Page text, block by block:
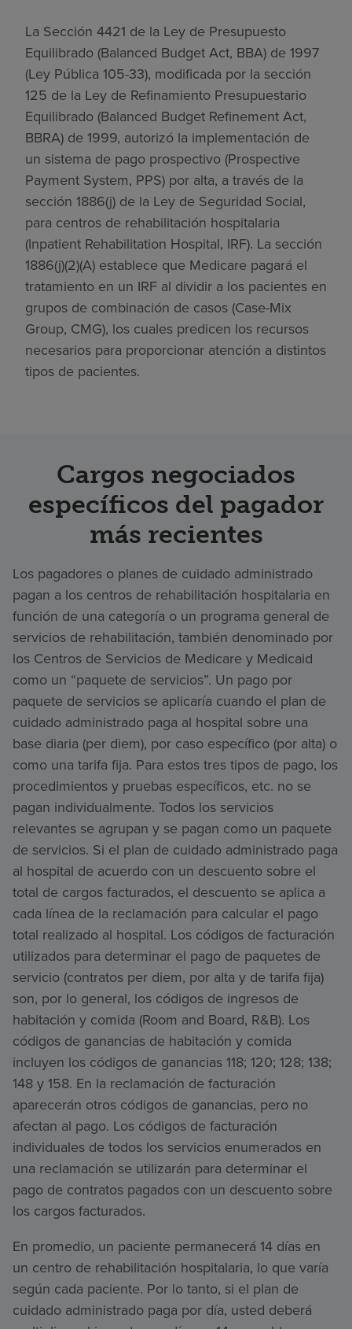
La Sección 4421 de la Ley de Presupuesto
Equilibrado (Balanced Budget Act, BBA) de 1997
(Ley Pública 105-33), modificada por la sección
125 de la Ley de Refinamiento Presupuestario
Equilibrado (Balanced Budget Refinement Act,
BBRA) de 1999, autorizó la implementación de
un sistema de pago prospectivo (Prospective
Payment System, PPS) por alta, a través de la
sección 1886(j) de la Ley de Seguridad Social,
para centros de rehabilitación hospitalaria
(Inpatient Rehabilitation Hospital, IRF). La sección
1886(j)(2)(A) establece que Medicare pagará el
tratamiento en un IRF al dividir a los pacientes en
grupos de combinación de casos (Case-Mix
Group, CMG), los cuales predicen los recursos
necesarios para proporcionar atención a distintos
tipos de pacientes.
Cargos negociados
específicos del pagador
más recientes
Los pagadores o planes de cuidado administrado
pagan a los centros de rehabilitación hospitalaria en
función de una categoría o un programa general de
servicios de rehabilitación, también denominado por
los Centros de Servicios de Medicare y Medicaid
como un “paquete de servicios”. Un pago por
paquete de servicios se aplicaría cuando el plan de
cuidado administrado paga al hospital sobre una
base diaria (per diem), por caso específico (por alta) o
como una tarifa fija. Para estos tres tipos de pago, los
procedimientos y pruebas específicos, etc. no se
pagan individualmente. Todos los servicios
relevantes se agrupan y se pagan como un paquete
de servicios. Si el plan de cuidado administrado paga
al hospital de acuerdo con un descuento sobre el
total de cargos facturados, el descuento se aplica a
cada línea de la reclamación para calcular el pago
total realizado al hospital. Los códigos de facturación
utilizados para determinar el pago de paquetes de
servicio (contratos per diem, por alta y de tarifa fija)
son, por lo general, los códigos de ingresos de
habitación y comida (Room and Board, R&B). Los
códigos de ganancias de habitación y comida
incluyen los códigos de ganancias 118; 120; 128; 138;
148 y 158. En la reclamación de facturación
aparecerán otros códigos de ganancias, pero no
afectan al pago. Los códigos de facturación
individuales de todos los servicios enumerados en
una reclamación se utilizarán para determinar el
pago de contratos pagados con un descuento sobre
los cargos facturados.
En promedio, un paciente permanecerá 14 días en
un centro de rehabilitación hospitalaria, lo que varía
según cada paciente. Por lo tanto, si el plan de
cuidado administrado paga por día, usted deberá